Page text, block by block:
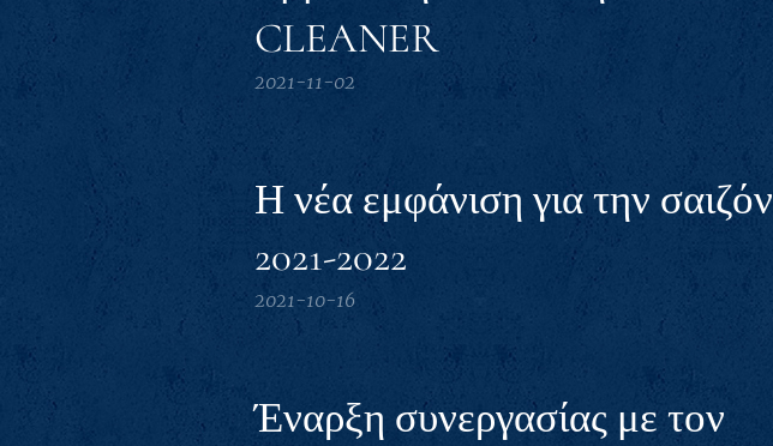
CLEANER
2021-11-02
Η νέα εμφάνιση για την σαιζόν
2021-2022
2021-10-16
Έναρξη συνεργασίας με τον